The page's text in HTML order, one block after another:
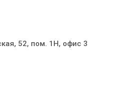
52, пом. 1Н, офис 3